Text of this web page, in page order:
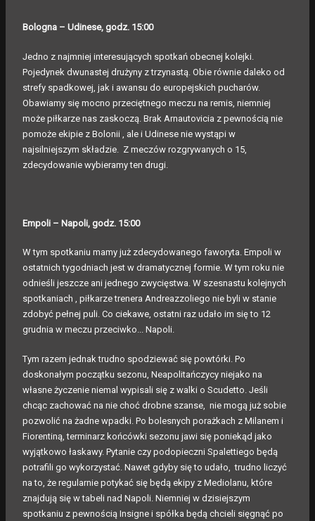
Bologna – Udinese, godz. 15:00
Jedno z najmniej interesujących spotkań obecnej kolejki.
Pojedynek dwunastej drużyny z trzynastą. Obie równie daleko od
strefy spadkowej, jak i awansu do europejskich pucharów.
Obawiamy się mocno przeciętnego meczu na remis, niemniej
może piłkarze nas zaskoczą. Brak Arnautovicia z pewnością nie
pomoże ekipie z Bolonii , ale i Udinese nie wystąpi w
najsilniejszym składzie. Z meczów rozgrywanych o 15,
zdecydowanie wybieramy ten drugi.
Empoli – Napoli, godz. 15:00
W tym spotkaniu mamy już zdecydowanego faworyta. Empoli w
ostatnich tygodniach jest w dramatycznej formie. W tym roku nie
odnieśli jeszcze ani jednego zwycięstwa. W szesnastu kolejnych
spotkaniach , piłkarze trenera Andreazzoliego nie byli w stanie
zdobyć pełnej puli. Co ciekawe, ostatni raz udało im się to 12
grudnia w meczu przeciwko... Napoli.
Tym razem jednak trudno spodziewać się powtórki. Po
doskonałym początku sezonu, Neapolitańczycy niejako na
własne życzenie niemal wypisali się z walki o Scudetto. Jeśli
chcąc zachować na nie choć drobne szanse, nie mogą już sobie
pozwolić na żadne wpadki. Po bolesnych porażkach z Milanem i
Fiorentiną, terminarz końcówki sezonu jawi się poniekąd jako
wyjątkowo łaskawy. Pytanie czy podopieczni Spalettiego będą
potrafili go wykorzystać. Nawet gdyby się to udało, trudno liczyć
na to, że regularnie potykać się będą ekipy z Mediolanu, które
znajdują się w tabeli nad Napoli. Niemniej w dzisiejszym
spotkaniu z pewnością Insigne i spółka będą chcieli sięgnąć po